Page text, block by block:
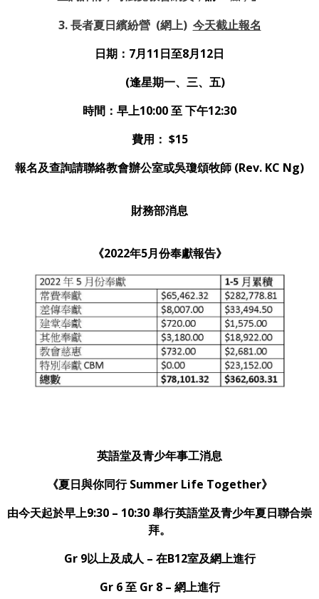
3.長者夏日繽紛營(網上) 今天截止報名
日期：7月11日至8月12日
(逢星期一、三、五)
時間：早上10:00 至 下午12:30
費用： $15
報名及查詢請聯絡教會辦公室或吳瓊頌牧師 (Rev. KC Ng)
財務部消息
《2022年5月份奉獻報告》
英語堂及青少年事工消息
《夏日與你同行 Summer Life Together》
由今天起於早上9:30 – 10:30 舉行英語堂及青少年夏日聯合崇
拜。
Gr 9以上及成人 – 在B12室及網上進行
Gr 6 至 Gr 8 – 網上進行